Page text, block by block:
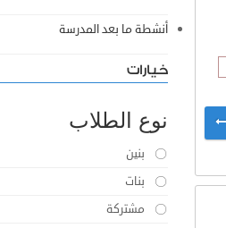
أنشطة ما بعد المدرسة
خيارات
نوع الطلاب
بنين
بنات
مشتركة